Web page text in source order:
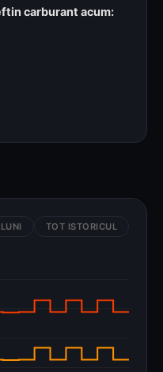
carburant acum:
TOT ISTORICUL